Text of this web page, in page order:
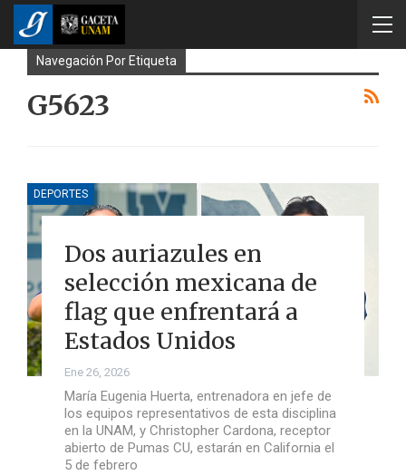
Navegación Por Etiqueta
G5623
DEPORTES
Dos auriazules en
selección mexicana de
flag que enfrentará a
Estados Unidos
Ene 26, 2026
María Eugenia Huerta, entrenadora en jefe de
los equipos representativos de esta disciplina
en la UNAM, y Christopher Cardona, receptor
abierto de Pumas CU, estarán en California el
5 de febrero